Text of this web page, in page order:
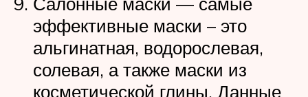
эффективные маски – это
альгинатная, водорослевая,
солевая, а также маски из
косметической глины. Данные